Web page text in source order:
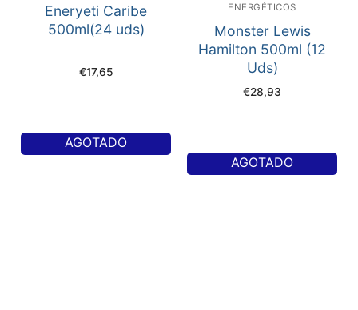
Eneryeti Caribe
500ml(24 uds)
€17,65
AGOTADO
ENERGÉTICOS
Monster Lewis
Hamilton 500ml (12
Uds)
€28,93
AGOTADO